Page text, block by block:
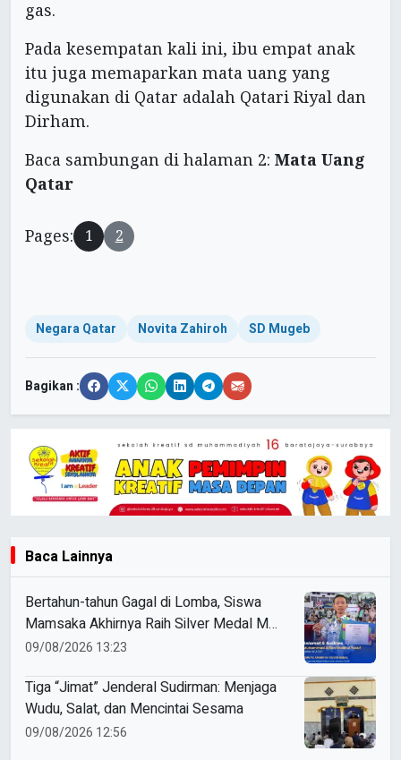
gas.
Pada kesempatan kali ini, ibu empat anak
itu juga memaparkan mata uang yang
digunakan di Qatar adalah Qatari Riyal dan
Dirham.
Baca sambungan di halaman 2: Mata Uang
Qatar
Pages: 1 2
Negara Qatar Novita Zahiroh SD Mugeb
Bagikan :
Baca Lainnya
Bertahun-tahun Gagal di Lomba, Siswa
Mamsaka Akhirnya Raih Silver Medal ME
Awards 2026
09/08/2026 13:23
Tiga “Jimat” Jenderal Sudirman: Menjaga
Wudu, Salat, dan Mencintai Sesama
09/08/2026 12:56